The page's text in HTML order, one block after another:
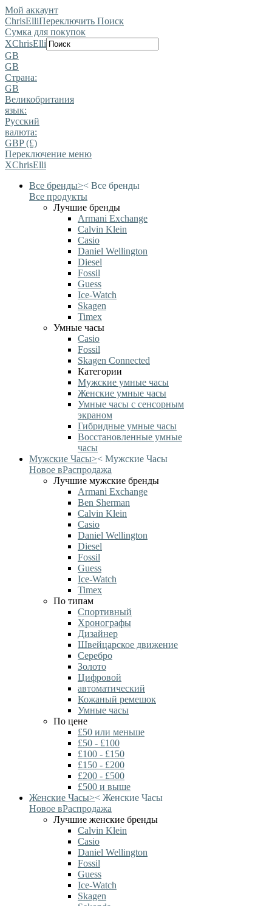
Мой аккаунт
ChrisElliПереключить Поиск
Сумка для покупок
XChrisElli
GB
GB
Страна:
GB
Великобритания
язык:
Pусский
валюта:
GBP (£)
Переключение меню
XChrisElli
Все бренды>< Все бренды
Все продукты
Лучшие бренды
Armani Exchange
Calvin Klein
Casio
Daniel Wellington
Diesel
Fossil
Guess
Ice-Watch
Skagen
Timex
Умные часы
Casio
Fossil
Skagen Connected
Категории
Мужские умные часы
Женские умные часы
Умные часы с сенсорным
экраном
Гибридные умные часы
Восстановленные умные
часы
Мужские Часы>< Мужские Часы
Новое вРаспродажа
Лучшие мужские бренды
Armani Exchange
Ben Sherman
Calvin Klein
Casio
Daniel Wellington
Diesel
Fossil
Guess
Ice-Watch
Timex
По типам
Спортивный
Хронографы
Дизайнер
Швейцарское движение
Серебро
Золото
Цифровой
автоматический
Кожаный ремешок
Умные часы
По цене
£50 или меньше
£50 - £100
£100 - £150
£150 - £200
£200 - £500
£500 и выше
Женские Часы>< Женские Часы
Новое вРаспродажа
Лучшие женские бренды
Calvin Klein
Casio
Daniel Wellington
Fossil
Guess
Ice-Watch
Skagen